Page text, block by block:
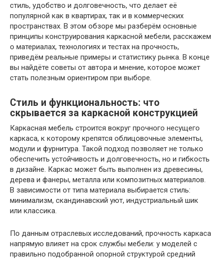
стиль, удобство и долговечность, что делает её
популярной как в квартирах, так и в коммерческих
пространствах. В этом обзоре мы разберём основные
принципы конструирования каркасной мебели, расскажем
о материалах, технологиях и тестах на прочность,
приведём реальные примеры и статистику рынка. В конце
вы найдёте советы от автора и мнение, которое может
стать полезным ориентиром при выборе.
Стиль и функциональность: что
скрывается за каркасной конструкцией
Каркасная мебель строится вокруг прочного несущего
каркаса, к которому крепятся облицовочные элементы,
модули и фурнитура. Такой подход позволяет не только
обеспечить устойчивость и долговечность, но и гибкость
в дизайне. Каркас может быть выполнен из древесины,
дерева и фанеры, металла или композитных материалов.
В зависимости от типа материала выбирается стиль:
минимализм, скандинавский уют, индустриальный шик
или классика.
По данным отраслевых исследований, прочность каркаса
напрямую влияет на срок службы мебели: у моделей с
правильно подобранной опорной структурой средний